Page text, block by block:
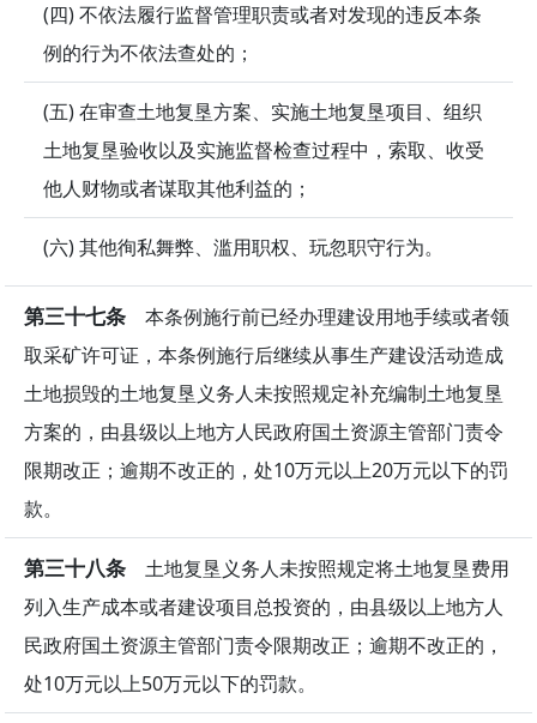
(四) 不依法履行监督管理职责或者对发现的违反本条
例的行为不依法查处的；
(五) 在审查土地复垦方案、实施土地复垦项目、组织
土地复垦验收以及实施监督检查过程中，索取、收受
他人财物或者谋取其他利益的；
(六) 其他徇私舞弊、滥用职权、玩忽职守行为。
第三十七条 本条例施行前已经办理建设用地手续或者领
取采矿许可证，本条例施行后继续从事生产建设活动造成
土地损毁的土地复垦义务人未按照规定补充编制土地复垦
方案的，由县级以上地方人民政府国土资源主管部门责令
限期改正；逾期不改正的，处10万元以上20万元以下的罚
款。
第三十八条 土地复垦义务人未按照规定将土地复垦费用
列入生产成本或者建设项目总投资的，由县级以上地方人
民政府国土资源主管部门责令限期改正；逾期不改正的，
处10万元以上50万元以下的罚款。